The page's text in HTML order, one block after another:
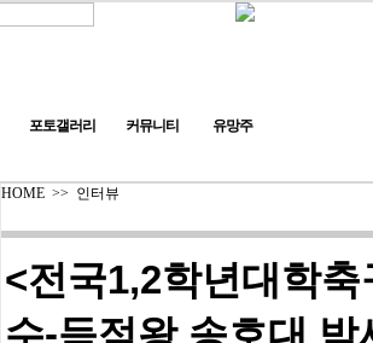
포토갤러리 커뮤니티 유망주
HOME >> 인터뷰
<전국1,2학년대학
수-득점왕 송호대 박